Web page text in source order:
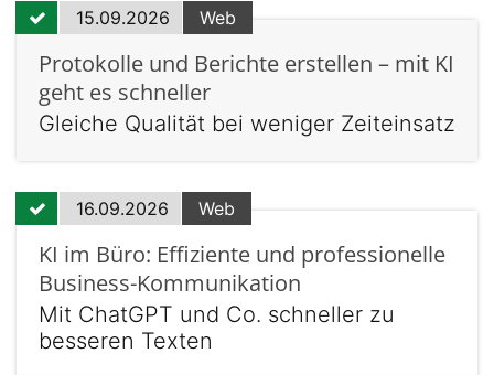
15.09.2026 Web
Protokolle und Berichte erstellen – mit KI
geht es schneller
Gleiche Qualität bei weniger Zeiteinsatz
16.09.2026 Web
KI im Büro: Effiziente und professionelle
Business-Kommunikation
Mit ChatGPT und Co. schneller zu
besseren Texten